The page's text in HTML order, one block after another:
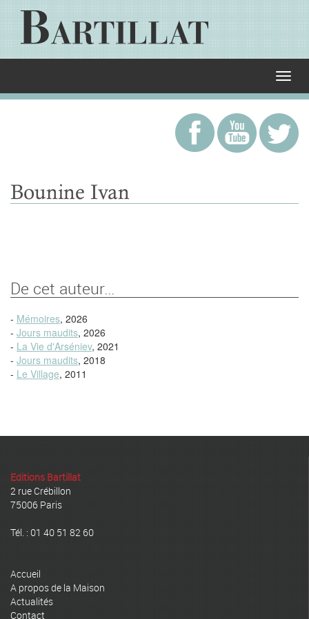
Bounine Ivan
De cet auteur...
- Mémoires, 2026
- Jours maudits, 2026
- La Vie d'Arséniev, 2021
- Jours maudits, 2018
- Le Village, 2011
Editions Bartillat
2 rue Crébillon
75006 Paris
Tél. : 01 40 51 82 60
Accueil
A propos de la Maison
Actualités
Contact